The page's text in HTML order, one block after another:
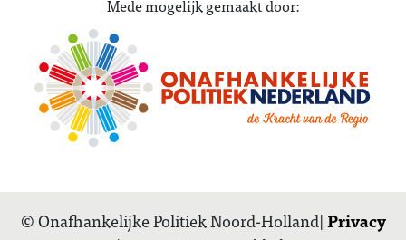
Mede mogelijk gemaakt door:
© Onafhankelijke Politiek Noord-Holland|Privacy